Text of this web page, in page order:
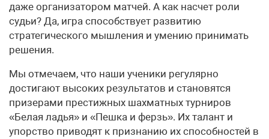
даже организатором матчей. А как насчет роли
судьи? Да, игра способствует развитию
стратегического мышления и умению принимать
решения.
Мы отмечаем, что наши ученики регулярно
достигают высоких результатов и становятся
призерами престижных шахматных турниров
«Белая ладья» и «Пешка и ферзь». Их талант и
упорство приводят к признанию их способностей в